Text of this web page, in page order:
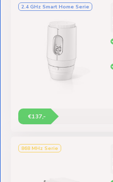
2.4 GHz Smart Home Serie
€137,-
868 MHz Serie